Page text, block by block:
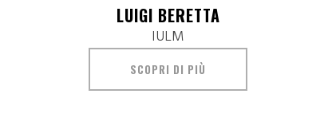
LUIGI BERETTA
IULM
SCOPRI DI PIÙ